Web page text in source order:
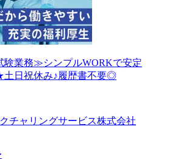
業務≫シンプルWORKで安定
土日祝休み♪履歴書不要◎
チャリングサービス株式会社